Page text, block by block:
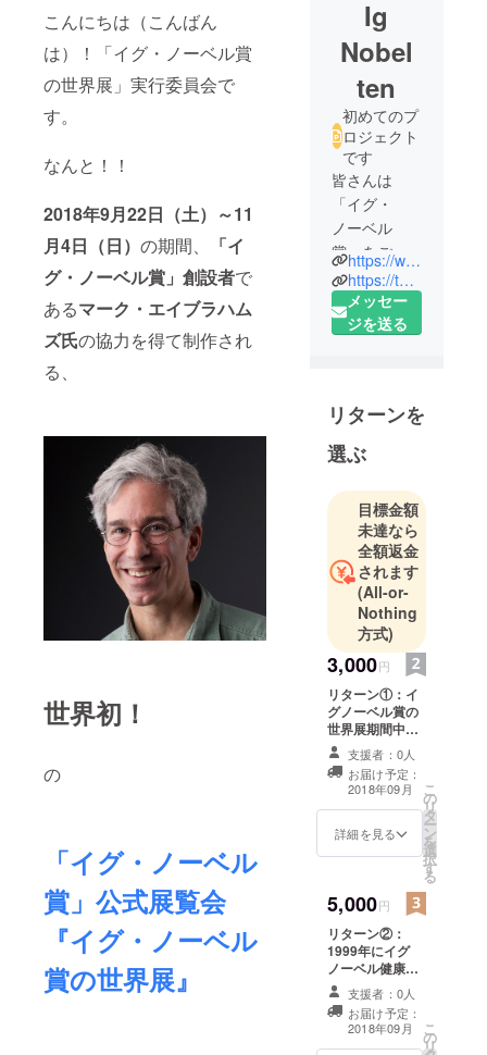
こんにちは（こんばん
は）！「イグ・ノーベル賞
の世界展」実行委員会で
す。
なんと！！
2018年9月22日（土）～11
月4日（日） の期間、
「イ
グ・ノーベル賞」創設者で
あるマーク・エイブラハム
ズ氏の協力を得て制作され
る、
世界初！
の
「イグ・ノーベル
賞」公式展覧会
『イグ・ノーベル
賞の世界展』
Ig
Nobel
ten
初めてのプ
ロジェクト
です
皆さんは
「イグ・
ノーベル
賞」をご存
知ですか？
世界初の
「イグ・
2018年9月
22日(土)～
11月4日(日)
に東京ドー
ムシティ
Gallery
AaMoにて開
催決定。受
賞研究の紹
介や体験
コーナーな
どでイグ・
ノーベル賞
の軌跡を知
りながら、
笑わせ考え
させられる
ような展示
https://www.tokyo-dome.co.jp/aamo/event/ignobel2018.html
https://twitter.com/ignobel_ten
メッセー
ジを送る
リターンを
選ぶ
目標金額
未達なら
全額返金
されます
(All-or-
Nothing
方式)
3,000円
リターン①：イ
グノーベル賞の
世界展期間中フ
リー入場チケッ
ト1枚支援者：0人
お届け予定：
2018年09月
詳細を見る
こ
の
リ
タ
ー
ン
を
選
択
す
る
5,000円
リターン②：
1999年にイグ
ノーベル健康管
理賞を受賞した
ブロンスキーの
「出産補助装
置」という非常
支援者：0人
お届け予定：
2018年09月
こ
の
リ